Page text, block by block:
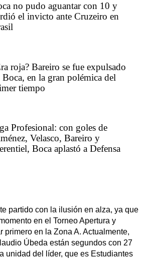
no pudo aguantar con 10 y
el invicto ante Cruzeiro en
roja? Bareiro se fue expulsado
Boca, en la gran polémica del
tiempo
Profesional: con goles de
Velasco, Bareiro y
Boca aplastó a Defensa
partido con la ilusión en alza, ya que
en el Torneo Apertura y
primero en la Zona A. Actualmente,
Úbeda están segundos con 27
unidad del líder, que es Estudiantes